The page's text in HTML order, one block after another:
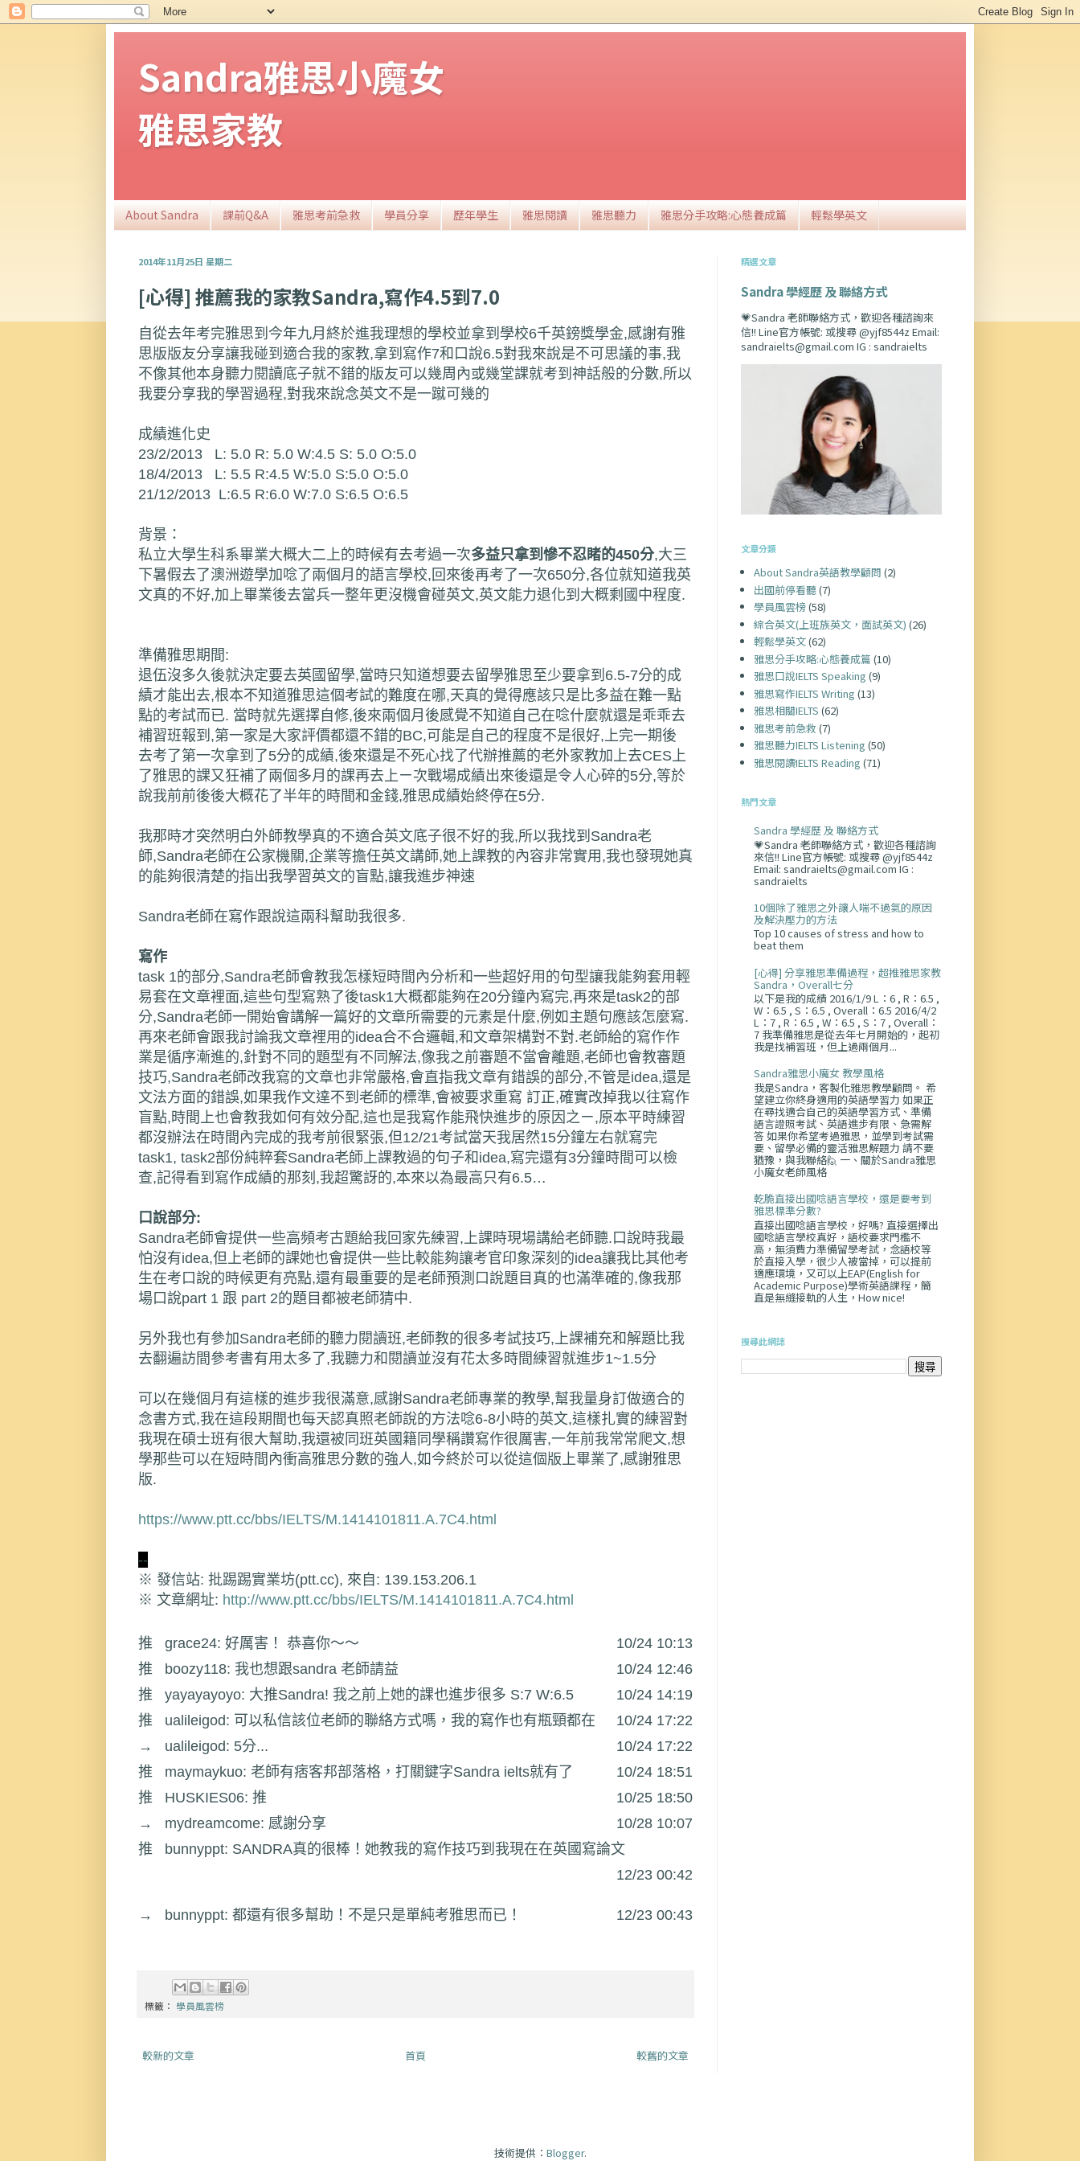
Sandra雅思小魔女
雅思家教
About Sandra 課前Q&A 雅思考前急救 學員分享 歷年學生 雅思閱讀 雅思聽力 雅思分手攻略:心態養成篇 輕鬆學英文
2014年11月25日 星期二
[心得] 推薦我的家教Sandra,寫作4.5到7.0
自從去年考完雅思到今年九月終於進我理想的學校並拿到學校6千英鎊獎學金,感謝有雅
思版版友分享讓我碰到適合我的家教,拿到寫作7和口說6.5對我來說是不可思議的事,我
不像其他本身聽力閱讀底子就不錯的版友可以幾周內或幾堂課就考到神話般的分數,所以
我要分享我的學習過程,對我來說念英文不是一蹴可幾的
成績進化史
23/2/2013 L: 5.0 R: 5.0 W:4.5 S: 5.0 O:5.0
18/4/2013 L: 5.5 R:4.5 W:5.0 S:5.0 O:5.0
21/12/2013 L:6.5 R:6.0 W:7.0 S:6.5 O:6.5
背景：
私立大學生科系畢業大概大二上的時候有去考過一次多益只拿到慘不忍睹的450分,大三
下暑假去了澳洲遊學加唸了兩個月的語言學校,回來後再考了一次650分,各位就知道我英
文真的不好,加上畢業後去當兵一整年更沒機會碰英文,英文能力退化到大概剩國中程度.
準備雅思期間:
退伍沒多久後就決定要去英國留學,當時只知道想要去留學雅思至少要拿到6.5-7分的成
績才能出去,根本不知道雅思這個考試的難度在哪,天真的覺得應該只是比多益在難一點
點的考試而已. 當時就先選擇自修,後來兩個月後感覺不知道自己在唸什麼就還是乖乖去
補習班報到,第一家是大家評價都還不錯的BC,可能是自己的程度不是很好,上完一期後
去考了第一次拿到了5分的成績,後來還是不死心找了代辦推薦的老外家教加上去CES上
了雅思的課又狂補了兩個多月的課再去上ㄧ次戰場成績出來後還是令人心碎的5分,等於
說我前前後後大概花了半年的時間和金錢,雅思成績始終停在5分.
我那時才突然明白外師教學真的不適合英文底子很不好的我,所以我找到Sandra老
師,Sandra老師在公家機關,企業等擔任英文講師,她上課教的內容非常實用,我也發現她真
的能夠很清楚的指出我學習英文的盲點,讓我進步神速
Sandra老師在寫作跟說這兩科幫助我很多.
寫作
task 1的部分,Sandra老師會教我怎樣短時間內分析和一些超好用的句型讓我能夠套用輕
易套在文章裡面,這些句型寫熟了後task1大概都能夠在20分鐘內寫完,再來是task2的部
分,Sandra老師一開始會講解一篇好的文章所需要的元素是什麼,例如主題句應該怎麼寫.
再來老師會跟我討論我文章裡用的idea合不合邏輯,和文章架構對不對.老師給的寫作作
業是循序漸進的,針對不同的題型有不同解法,像我之前審題不當會離題,老師也會教審題
技巧,Sandra老師改我寫的文章也非常嚴格,會直指我文章有錯誤的部分,不管是idea,還是
文法方面的錯誤,如果我作文達不到老師的標準,會被要求重寫 訂正,確實改掉我以往寫作
盲點,時間上也會教我如何有效分配,這也是我寫作能飛快進步的原因之ㄧ,原本平時練習
都沒辦法在時間內完成的我考前很緊張,但12/21考試當天我居然15分鐘左右就寫完
task1, task2部份純粹套Sandra老師上課教過的句子和idea,寫完還有3分鐘時間可以檢
查,記得看到寫作成績的那刻,我超驚訝的,本來以為最高只有6.5…
口說部分:
Sandra老師會提供一些高頻考古題給我回家先練習,上課時現場講給老師聽.口說時我最
怕沒有idea,但上老師的課她也會提供一些比較能夠讓考官印象深刻的idea讓我比其他考
生在考口說的時候更有亮點,還有最重要的是老師預測口說題目真的也滿準確的,像我那
場口說part 1 跟 part 2的題目都被老師猜中.
另外我也有參加Sandra老師的聽力閱讀班,老師教的很多考試技巧,上課補充和解題比我
去翻遍訪間參考書有用太多了,我聽力和閱讀並沒有花太多時間練習就進步1~1.5分
可以在幾個月有這樣的進步我很滿意,感謝Sandra老師專業的教學,幫我量身訂做適合的
念書方式,我在這段期間也每天認真照老師說的方法唸6-8小時的英文,這樣扎實的練習對
我現在碩士班有很大幫助,我還被同班英國籍同學稱讚寫作很厲害,一年前我常常爬文,想
學那些可以在短時間內衝高雅思分數的強人,如今終於可以從這個版上畢業了,感謝雅思
版.
https://www.ptt.cc/bbs/IELTS/M.1414101811.A.7C4.html
※ 文章網址: http://www.ptt.cc/bbs/IELTS/M.1414101811.A.7C4.html
推 grace24: 好厲害！ 恭喜你～～
推
boozy118: 我也想跟sandra 老師請益
推
yayayayoyo: 大推Sandra! 我之前上她的課也進步很多 S:7 W:6.5
推
ualileigod: 可以私信該位老師的聯絡方式嗎，我的寫作也有瓶頸都在
→
ualileigod: 5分...
推
maymaykuo: 老師有痞客邦部落格，打關鍵字Sandra ielts就有了
推
HUSKIES06: 推
→
mydreamcome: 感謝分享
推
bunnyppt: SANDRA真的很棒！她教我的寫作技巧到我現在在英國寫論文
→ bunnyppt: 都還有很多幫助！不是只是單純考雅思而已！ 12/23 00:43
標籤： 學員風雲榜
較新的文章 較舊的文章
首頁
精選文章
Sandra 學經歷 及 聯絡方式
💗Sandra 老師聯絡方式，歡迎各種諮詢來
信!! Line官方帳號: 或搜尋 @yjf8544z Email:
sandraielts@gmail.com IG : sandraielts
文章分類
About Sandra英語教學顧問 (2)
出國前停看聽(7)
學員風雲榜(58)
綜合英文(上班族英文，面試英文) (26)
輕鬆學英文(62)
雅思分手攻略:心態養成篇 (10)
雅思口說IELTS Speaking (9)
雅思寫作IELTS Writing (13)
雅思相關IELTS (62)
雅思考前急救 (7)
雅思聽力IELTS Listening (50)
雅思閱讀IELTS Reading (71)
熱門文章
Sandra 學經歷 及 聯絡方式
💗Sandra 老師聯絡方式，歡迎各種諮詢
來信!! Line官方帳號: 或搜尋 @yjf8544z
Email: sandraielts@gmail.com IG :
sandraielts
10個除了雅思之外讓人喘不過氣的原因
及解決壓力的方法
Top 10 causes of stress and how to
beat them
[心得] 分享雅思準備過程，超推雅思家教
Sandra，Overall七分
以下是我的成績 2016/1/9 L：6 , R：6.5 ,
W：6.5 , S：6.5 , Overall：6.5 2016/4/2
L：7 , R：6.5 , W：6.5 , S：7 , Overall：
7 我準備雅思是從去年七月開始的，起初
我是找補習班，但上過兩個月...
Sandra雅思小魔女 教學風格
我是Sandra，客製化雅思教學顧問。 希
望建立你終身適用的英語學習力 如果正
在尋找適合自己的英語學習方式、準備
語言證照考試、英語進步有限、急需解
答 如果你希望考過雅思，並學到考試需
要、留學必備的靈活雅思解題力 請不要
猶豫，與我聯絡🙋 一、關於Sandra雅思
小魔女老師風格
乾脆直接出國唸語言學校，還是要考到
雅思標準分數?
直接出國唸語言學校，好嗎? 直接選擇出
國唸語言學校真好，語校要求門檻不
高，無須費力準備留學考試，念語校等
於直接入學，很少人被當掉，可以提前
適應環境，又可以上EAP(English for
Academic Purpose)學術英語課程，簡
直是無縫接軌的人生，How nice!
搜尋此網誌
技術提供： Blogger.